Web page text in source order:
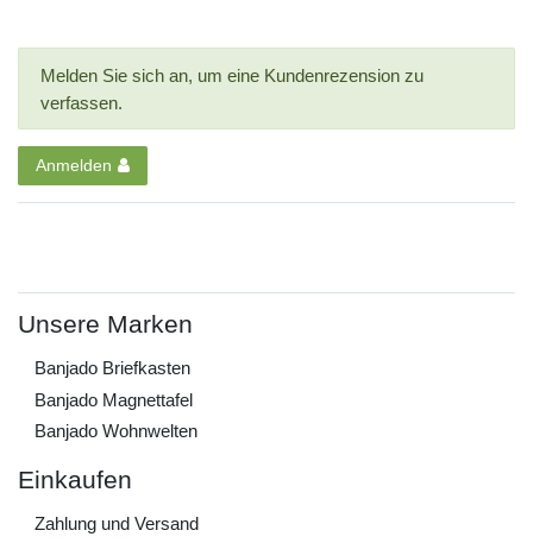
Melden Sie sich an, um eine Kundenrezension zu
verfassen.
Anmelden
Unsere Marken
Banjado Briefkasten
Banjado Magnettafel
Banjado Wohnwelten
Einkaufen
Zahlung und Versand